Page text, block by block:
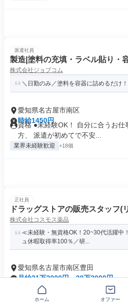
派遣社員
製造|塗料の充填・ラベル貼り・
株式会社ジョブコム
＼日勤のみ／塗料を容器に詰めるだけ
愛知県名古屋市南区
時給1450円
資格 ●未経験OK！ 自分に合うお
方、 派遣が初めてで不安...
業界未経験歓迎 +18個
正社員
ドラッグストアの販売スタッフ(
株式会社コスモス薬品
≪未経験・無資格OK！20~30代活躍中
ュ休暇取得率100％／研...
愛知県名古屋市南区豊田
月給21万2000円～30万2000円
免許 ◎高卒以上 ◎小売...
ホーム オファー